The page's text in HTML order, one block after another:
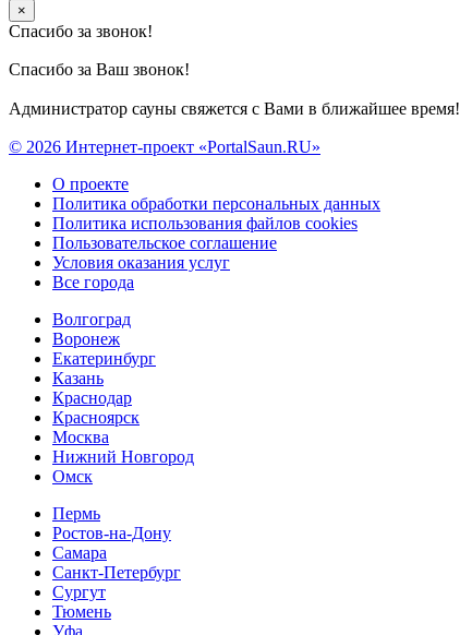
×
Спасибо за звонок!
Спасибо за Ваш звонок!
Администратор сауны свяжется с Вами в ближайшее время!
© 2026 Интернет-проект «PortalSaun.RU»
О проекте
Политика обработки персональных данных
Политика использования файлов cookies
Пользовательское соглашение
Условия оказания услуг
Все города
Волгоград
Воронеж
Екатеринбург
Казань
Краснодар
Красноярск
Москва
Нижний Новгород
Омск
Пермь
Ростов-на-Дону
Самара
Санкт-Петербург
Сургут
Тюмень
Уфа